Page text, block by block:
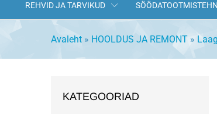
REHVID JA TARVIKUD
Avaleht » HOOLDUS JA REMONT »
KATEGOORIAD